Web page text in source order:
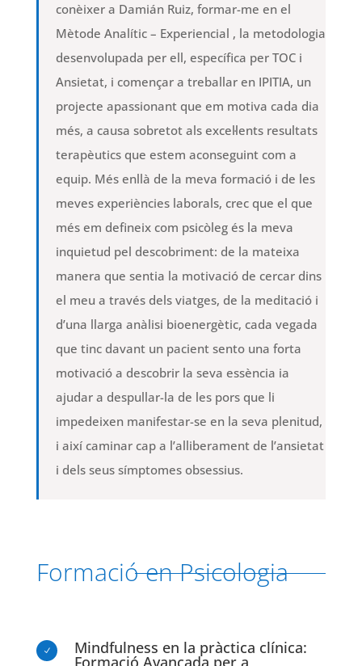
conèixer a Damián Ruiz, formar-me en el
Mètode Analític – Experiencial , la metodologia
desenvolupada per ell, específica per TOC i
Ansietat, i començar a treballar en IPITIA, un
projecte apassionant que em motiva cada dia
més, a causa sobretot als excel·lents resultats
terapèutics que estem aconseguint com a
equip. Més enllà de la meva formació i de les
meves experiències laborals, crec que el que
més em defineix com psicòleg és la meva
inquietud pel descobriment: de la mateixa
manera que sentia la motivació de cercar dins
el meu a través dels viatges, de la meditació i
d’una llarga anàlisi bioenergètic, cada vegada
que tinc davant un pacient sento una forta
motivació a descobrir la seva essència ia
ajudar a despullar-la de les pors que li
impedeixen manifestar-se en la seva plenitud,
i així caminar cap a l’alliberament de l’ansietat
i dels seus símptomes obsessius.
Formació en Psicologia
N Mindfulness en la pràctica clínica:
Formació Avançada per a